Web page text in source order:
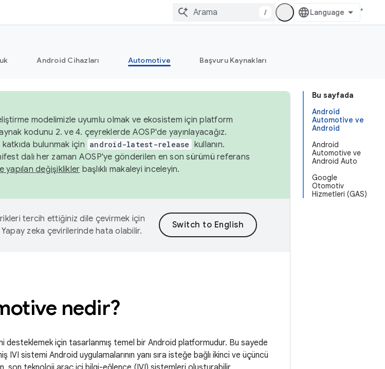
/
Android Cihazları Automotive Başvuru Kaynakları
Bu sayfada
Android
Automotive ve
Android
Android
Automotive ve
Android Auto
Google
Otomotiv
Hizmetleri (GAS)
modelimizle uyumlu olmak ve ekosistem için platform
kodunu 2. ve 4. çeyreklerde AOSP'de yayınlayacağız.
bulunmak için android-latest-release kullanın.
dalı her zaman AOSP'ye gönderilen en son sürümü referans
yapılan değişiklikler başlıklı makaleyi inceleyin.
tercih ettiğiniz dile çevirmek için
zeka çevirilerinde hata olabilir.
nedir?
için tasarlanmış temel bir Android platformudur. Bu sayede
sistemi Android uygulamalarının yanı sıra isteğe bağlı ikinci ve üçüncü